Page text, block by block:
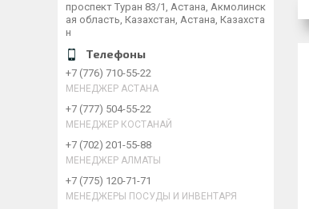
проспект Туран 83/1, Астана, Акмолинск
ая область, Казахстан, Астана, Казахста
н
+7 (776) 710-55-22
МЕНЕДЖЕР АСТАНА
+7 (777) 504-55-22
МЕНЕДЖЕР КОСТАНАЙ
+7 (702) 201-55-88
МЕНЕДЖЕР АЛМАТЫ
+7 (775) 120-71-71
МЕНЕДЖЕРЫ ПОСУДЫ И ИНВЕНТАРЯ